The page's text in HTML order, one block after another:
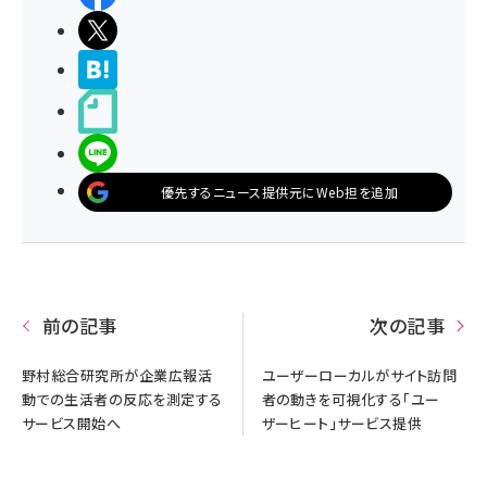
優先するニュース提供元にWeb担を追加
前の記事
野村総合研究所が企業広報活
動での生活者の反応を測定する
サービス開始へ
次の記事
ユーザーローカルがサイト訪問
者の動きを可視化する「ユー
ザーヒート」サービス提供